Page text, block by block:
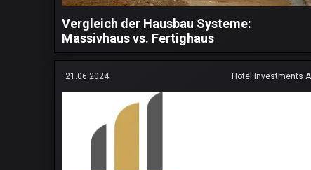
Vergleich der Hausbau Systeme:
Massivhaus vs. Fertighaus
21.06.2024 Hotel Investments